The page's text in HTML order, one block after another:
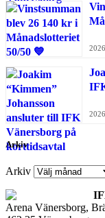
Arkiv
Arkiv
Arena Vänersborg,